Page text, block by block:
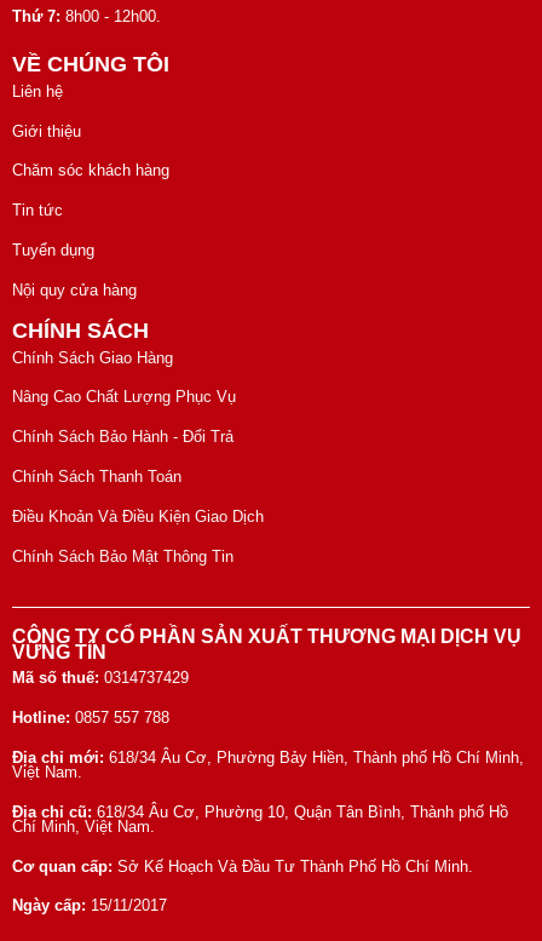
Thứ 7: 8h00 - 12h00.
VỀ CHÚNG TÔI
Liên hệ
Giới thiệu
Chăm sóc khách hàng
Tin tức
Tuyển dụng
Nội quy cửa hàng
CHÍNH SÁCH
Chính Sách Giao Hàng
Nâng Cao Chất Lượng Phục Vụ
Chính Sách Bảo Hành - Đổi Trả
Chính Sách Thanh Toán
Điều Khoản Và Điều Kiện Giao Dịch
Chính Sách Bảo Mật Thông Tin
CÔNG TY CỔ PHẦN SẢN XUẤT THƯƠNG MẠI DỊCH VỤ
VỮNG TÍN
Mã số thuế: 0314737429
Hotline: 0857 557 788
Địa chỉ mới: 618/34 Âu Cơ, Phường Bảy Hiền, Thành phố Hồ Chí Minh,
Việt Nam.
Địa chỉ cũ: 618/34 Âu Cơ, Phường 10, Quận Tân Bình, Thành phố Hồ
Chí Minh, Việt Nam.
Cơ quan cấp: Sở Kế Hoạch Và Đầu Tư Thành Phố Hồ Chí Minh.
Ngày cấp: 15/11/2017